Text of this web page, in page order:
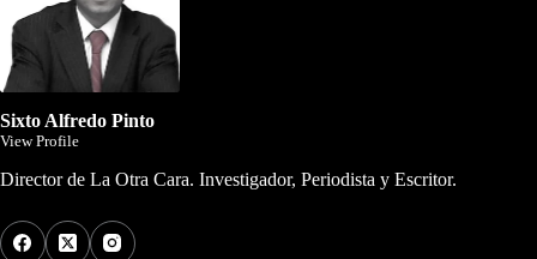
Sixto Alfredo Pinto
View Profile
Director de La Otra Cara. Investigador, Periodista y Escritor.